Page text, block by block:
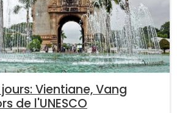
Vientiane, Vang
de l'UNESCO